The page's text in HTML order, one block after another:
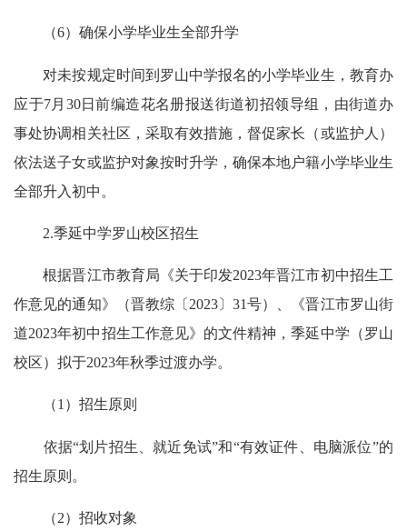
（6）确保小学毕业生全部升学
对未按规定时间到罗山中学报名的小学毕业生，教育办
应于7月30日前编造花名册报送街道初招领导组，由街道办
事处协调相关社区，采取有效措施，督促家长（或监护人）
依法送子女或监护对象按时升学，确保本地户籍小学毕业生
全部升入初中。
2.季延中学罗山校区招生
根据晋江市教育局《关于印发2023年晋江市初中招生工
作意见的通知》（晋教综〔2023〕31号）、《晋江市罗山街
道2023年初中招生工作意见》的文件精神，季延中学（罗山
校区）拟于2023年秋季过渡办学。
（1）招生原则
依据“划片招生、就近免试”和“有效证件、电脑派位”的
招生原则。
（2）招收对象